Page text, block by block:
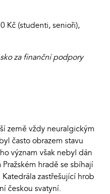
Kč (studenti, senioři),
za finanční podpory
země vždy neuralgickým
často obrazem stavu
význam však nebyl dán
hradě se sbíhají
zastřešující hrob
českou svatyní.